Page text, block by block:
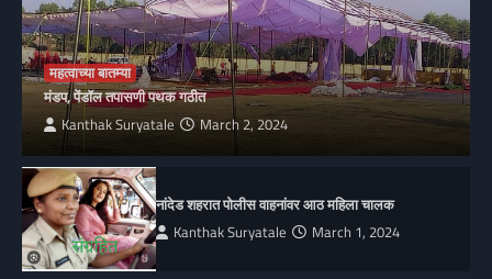
महत्वाच्या बातम्या
मंडप, पेंडॉल तपासणी पथक गठीत
Kanthak Suryatale March 2, 2024
नांदेड शहरात पोलीस वाहनांवर आठ महिला चालक
Kanthak Suryatale March 1, 2024